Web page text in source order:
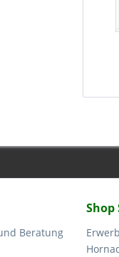
Beratung
Shop